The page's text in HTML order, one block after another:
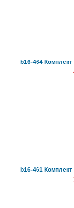
b16-464 Комплект
b16-461 Комплект